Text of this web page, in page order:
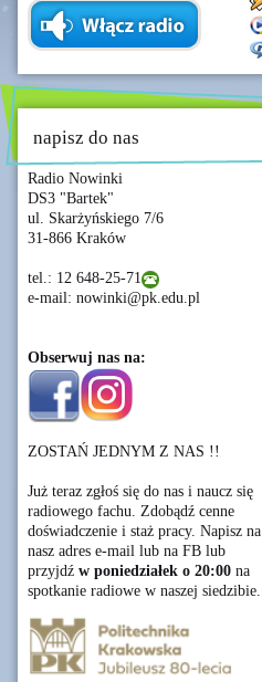
napisz do nas
Radio Nowinki
DS3 "Bartek"
ul. Skarżyńskiego 7/6
31-866 Kraków
tel.: 12 648-25-71
e-mail: nowinki@pk.edu.pl
Obserwuj nas na:
ZOSTAŃ JEDNYM Z NAS !!
Już teraz zgłoś się do nas i naucz się
radiowego fachu. Zdobądź cenne
doświadczenie i staż pracy. Napisz na
nasz adres e-mail lub na FB lub
przyjdź w poniedziałek o 20:00 na
spotkanie radiowe w naszej siedzibie.